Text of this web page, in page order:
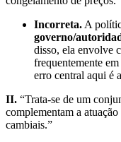
Incorreta. A
governo/
disso, ela envolve
frequentemente
erro central aqui é
II. “Trata-se de um
complementam a
cambiais.”